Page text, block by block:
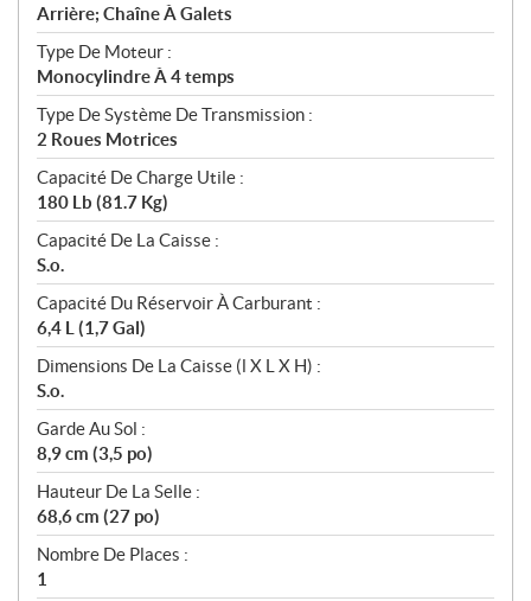
Arrière; Chaîne À Galets
Type De Moteur :
Monocylindre À 4 temps
Type De Système De Transmission :
2 Roues Motrices
Capacité De Charge Utile :
180 Lb (81.7 Kg)
Capacité De La Caisse :
S.o.
Capacité Du Réservoir À Carburant :
6,4 L (1,7 Gal)
Dimensions De La Caisse (l X L X H) :
S.o.
Garde Au Sol :
8,9 cm (3,5 po)
Hauteur De La Selle :
68,6 cm (27 po)
Nombre De Places :
1